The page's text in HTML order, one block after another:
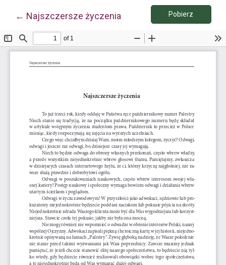
← Wróć do szczegółów artykułu
Najszczersze życzenia Pobierz